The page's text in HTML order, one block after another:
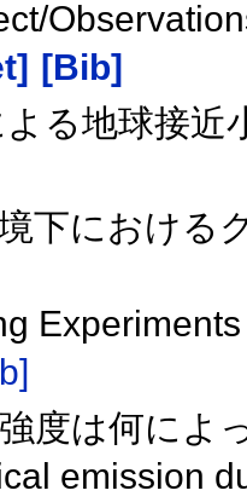
[Bib]
る地球接
下における
度は何によ
emission